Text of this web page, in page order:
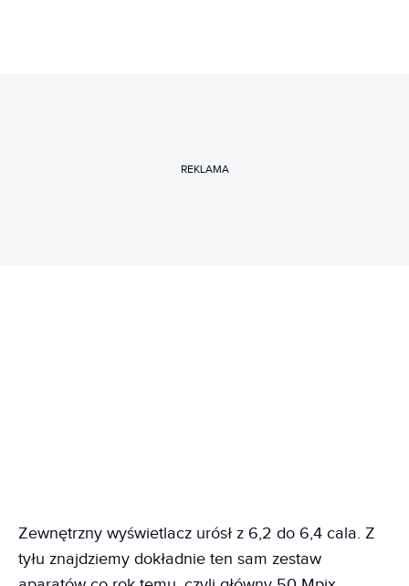
REKLAMA
Zewnętrzny wyświetlacz urósł z 6,2 do 6,4 cala. Z
tyłu znajdziemy dokładnie ten sam zestaw